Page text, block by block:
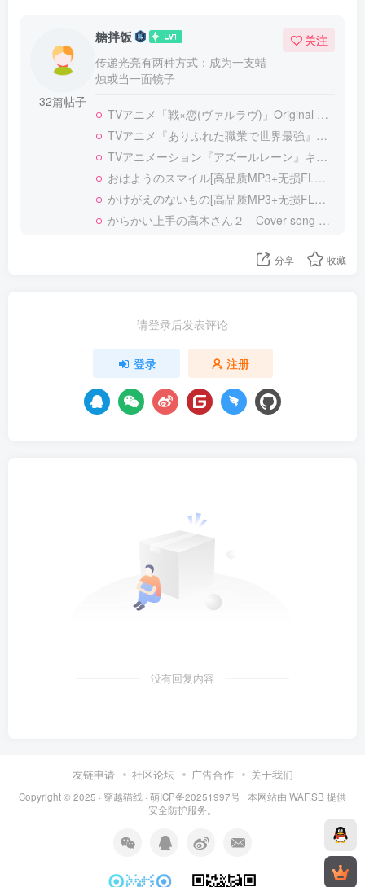
32篇帖子
糖拌饭
传递光亮有两种方式：成为一支蜡
烛或当一面镜子
关注
TVアニメ「戦×恋(ヴァルラヴ)」Original Sound Track[高品质MP3+无损FLAC]
TVアニメ『ありふれた職業で世界最強』 キャラソンミニアルバム[高品质MP3+无损FLAC]
TVアニメーション『アズールレーン』キャラクターソングシングル Vol.8 加賀[高品质MP
おはようのスマイル[高品质MP3+无损FLAC]
かけがえのないもの[高品质MP3+无损FLAC]
からかい上手の高木さん２ Cover song collection[高品质MP3+无损FLAC]
分享 收藏
请登录后发表评论
登录 注册
没有回复内容
友链申请 社区论坛 广告合作 关于我们
Copyright © 2025 · 穿越猫线 · 萌ICP备20251997号 · 本网站由 WAF.SB 提供
安全防护服务。